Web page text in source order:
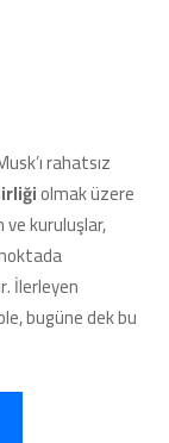
rahatsız
olmak üzere
kuruluşlar,
İlerleyen
bugüne dek bu